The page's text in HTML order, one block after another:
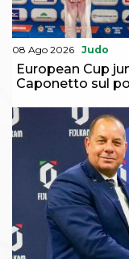
08 Ago 2026 Judo
European Cup
Caponetto sul